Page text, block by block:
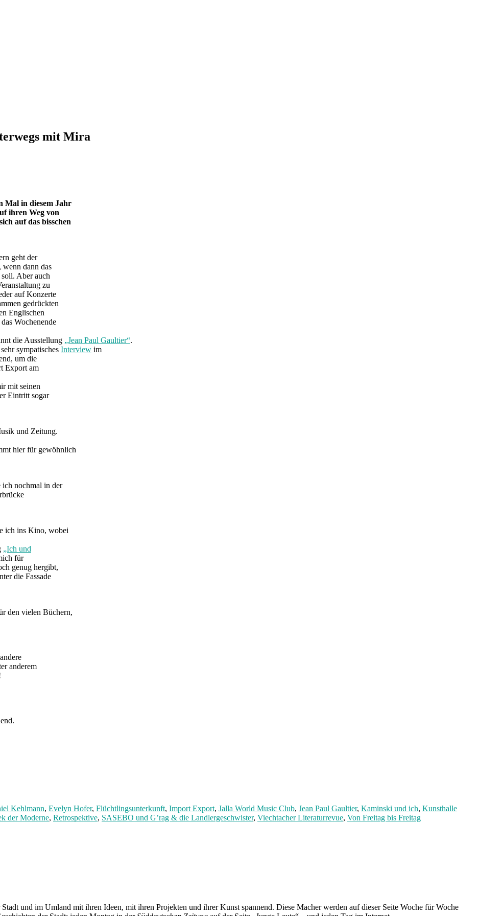
mit Mira
Mal in diesem Jahr
ihren Weg von
auf das bisschen
geht der
dann das
Aber auch
zu
auf Konzerte
gedrückten
Englischen
Wochenende
die Ausstellung „Jean Paul Gaultier“.
sympatisches Interview im
um die
Export am
mit seinen
Eintritt sogar
und Zeitung.
hier für gewöhnlich
ich nochmal in der
ich ins Kino, wobei
„Ich und
für
genug hergibt,
die Fassade
den vielen Büchern,
anderem
Kehlmann, Evelyn Hofer, Flüchtlingsunterkunft, Import Export, Jalla World Music Club, Jean Paul Gaultier, Kaminski und ich, Kunsthalle
der Moderne, Retrospektive, SASEBO und G’rag & die Landlergeschwister, Viechtacher Literaturrevue, Von Freitag bis Freitag
und im Umland mit ihren Ideen, mit ihren Projekten und ihrer Kunst spannend. Diese Macher werden auf dieser Seite Woche für Woche